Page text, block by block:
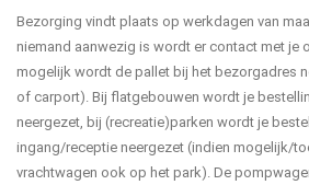
Bezorging vindt plaats op werkdagen van
niemand aanwezig is wordt er contact met je
mogelijk wordt de pallet bij het bezorgadres
of carport). Bij flatgebouwen wordt je
neergezet, bij (recreatie)parken wordt je
ingang/receptie neergezet (indien mogelijk/
vrachtwagen ook op het park). De